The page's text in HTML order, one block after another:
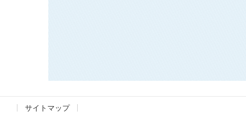
サイトマップ